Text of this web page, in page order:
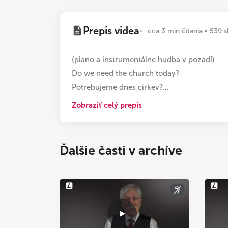
Prepis videa cca 3 min čítania • 539
(piano a instrumentálne hudba v pozadí)
Do we need the church today?
Potrebujeme dnes cirkev?…
Zobraziť celý prepis
Ďalšie časti v archíve